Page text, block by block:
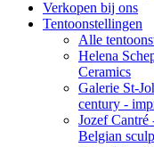
Verkopen bij ons
Tentoonstellingen
Alle
Helena
Ceramics
Galerie St-
century -
Jozef
Belgian